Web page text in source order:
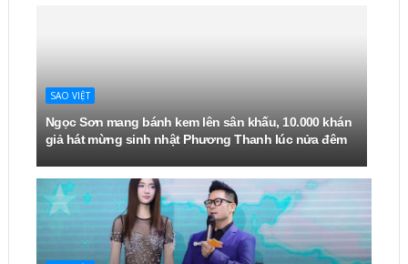
SAO VIỆT
Ngọc Sơn mang bánh kem lên sân khấu, 10.000 khán
giả hát mừng sinh nhật Phương Thanh lúc nửa đêm